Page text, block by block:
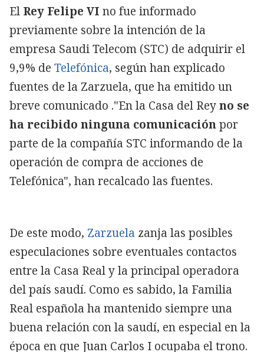
El Rey Felipe VI no fue informado
previamente sobre la intención de la
empresa Saudi Telecom (STC) de adquirir el
9,9% de Telefónica, según han explicado
fuentes de la Zarzuela, que ha emitido un
breve comunicado ."En la Casa del Reyno se
ha recibido ninguna comunicaciónpor
parte de la compañía STC informando de la
operación de compra de acciones de
Telefónica", han recalcado las fuentes.
De este modo, Zarzuela zanja las posibles
especulaciones sobre eventuales contactos
entre la Casa Real y la principal operadora
del país saudí. Como es sabido, la Familia
Real española ha mantenido siempre una
buena relación con la saudí, en especial en la
época en que Juan Carlos I ocupaba el trono.